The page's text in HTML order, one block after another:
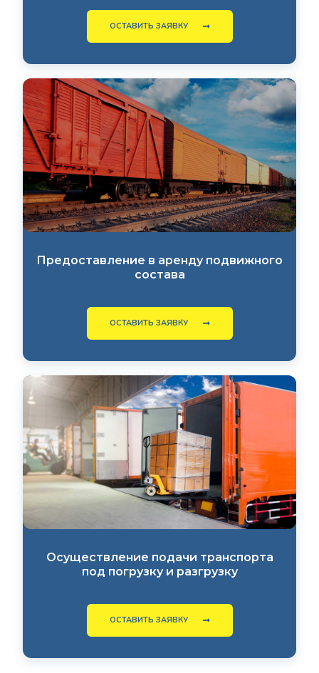
ОСТАВИТЬ ЗАЯВКУ
Предоставление в аренду подвижного
состава
ОСТАВИТЬ ЗАЯВКУ
Осуществление подачи транспорта
под погрузку и разгрузку
ОСТАВИТЬ ЗАЯВКУ